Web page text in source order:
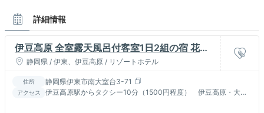
詳細情報
伊豆高原 全室露天風呂付客室1日2組の宿 花彩
亭（はないろてい）
静岡県 / 伊東、伊豆高原 / リゾートホテル
住所 静岡県伊東市南大室台3-71
アクセス
伊豆高原駅からタクシー10分（1500円程度） 伊豆高原・大室